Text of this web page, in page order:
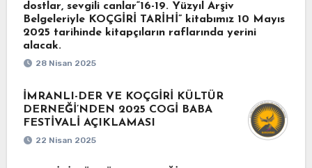
dostlar, sevgili canlar“16-19. Yüzyıl Arşiv
Belgeleriyle KOÇGİRİ TARİHİ” kitabımız 10 Mayıs
2025 tarihinde kitapçıların raflarında yerini
alacak.
28 Nisan 2025
İMRANLI-DER VE KOÇGİRİ KÜLTÜR
DERNEĞİ’NDEN 2025 COGİ BABA
FESTİVALİ AÇIKLAMASI
22 Nisan 2025